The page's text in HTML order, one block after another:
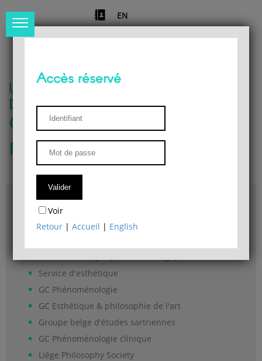
EN
Université de Liège
Département de philosophie
Centre de recherches
phénoménologiques
Accès & plans
Bibliothèque du Département de philosophie
Service d'esthétique
GC Phénoménologie
GC Esthétique & philosophie de l'art
Groupe belge d'études sartriennes
GC Phénoménologie clinique
Liège Philosophy Society
Accès réservé
Voir
Retour |Accueil | English